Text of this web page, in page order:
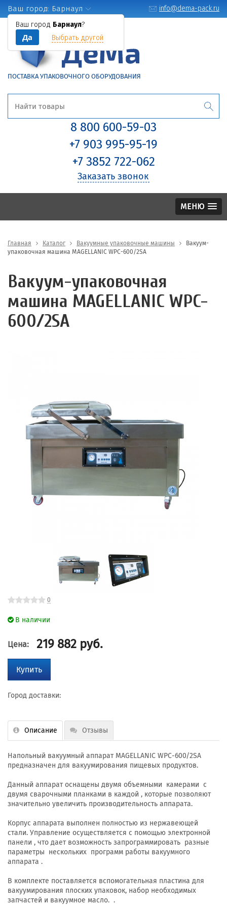
Ваш город: Барнаул
Ваш город Барнаул?
Да Выбрать другой
info@dema-pack.ru
ПОСТАВКА УПАКОВОЧНОГО ОБОРУДОВАНИЯ
8 800 600-59-03
+7 903 995-95-19
+7 3852 722-062
Заказать звонок
МЕНЮ
Главная Каталог Вакуумные упаковочные машины
Вакуум-
упаковочная машина MAGELLANIC WPC-600/2SA
Вакуум-упаковочная
машина MAGELLANIC WPC-
600/2SA
0
В наличии
Цена: 219 882 руб.
Купить
Город доставки:
Описание Отзывы
Напольный вакуумный аппарат MAGELLANIC WPC-600/2SA
предназначен для вакуумирования пищевых продуктов.
Данный аппарат оснащены двумя объемными камерами с
двумя сварочными планками в каждой , которые позволяют
значительно увеличить производительность аппарата.
Корпус аппарата выполнен полностью из нержавеющей
стали. Управление осуществляется с помощью электронной
панели , что дает возможность запрограммировать разные
параметры нескольких программ работы вакуумного
аппарата .
В комплекте поставляется вспомогательная пластина для
вакуумирования плоских упаковок, набор необходимых
запчастей и вакуумное масло. .